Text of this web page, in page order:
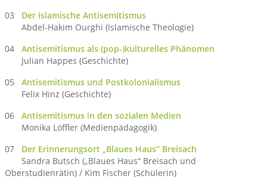
03 Der islamische Antisemitismus
Abdel-Hakim Ourghi (Islamische Theologie)
04 Antisemitismus als (pop-)kulturelles Phänomen
Julian Happes (Geschichte)
05 Antisemitismus und Postkolonialismus
Felix Hinz (Geschichte)
06 Antisemitismus in den sozialen Medien
Monika Löffler (Medienpädagogik)
07 Der Erinnerungsort „Blaues Haus“ Breisach
Sandra Butsch („Blaues Haus“ Breisach und
Oberstudienrätin) / Kim Fischer (Schülerin)